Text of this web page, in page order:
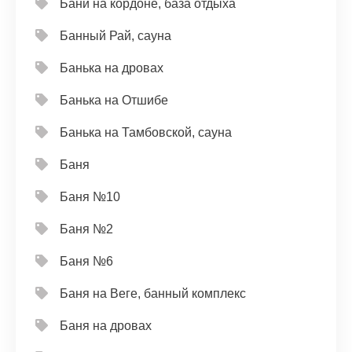
Бани на кордоне, база отдыха
Банный Рай, сауна
Банька на дровах
Банька на Отшибе
Банька на Тамбовской, сауна
Баня
Баня №10
Баня №2
Баня №6
Баня на Веге, банный комплекс
Баня на дровах